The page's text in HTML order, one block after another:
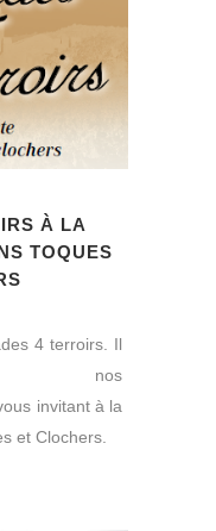
À LA
TOQUES
4 terroirs. Il
nos
invitant à la
et Clochers.